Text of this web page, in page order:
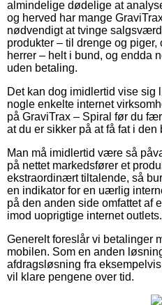
almindelige dødelige at
og herved har mange
nødvendigt at tvinge
produkter – til drenge og
herrer – helt i bund, og endda
uden betaling.
Det kan dog imidlertid vise sig
nogle enkelte internet
på GraviTrax – Spiral før du
at du er sikker på at få fat i den
Man må imidlertid være så
på nettet markedsfører et
ekstraordinært tiltalende, så
en indikator for en uærlig
på den anden side omfattet af
imod uoprigtige internet outlets.
Generelt foreslår vi betalinger
mobilen. Som en anden
afdragsløsning fra
vil klare pengene over tid.